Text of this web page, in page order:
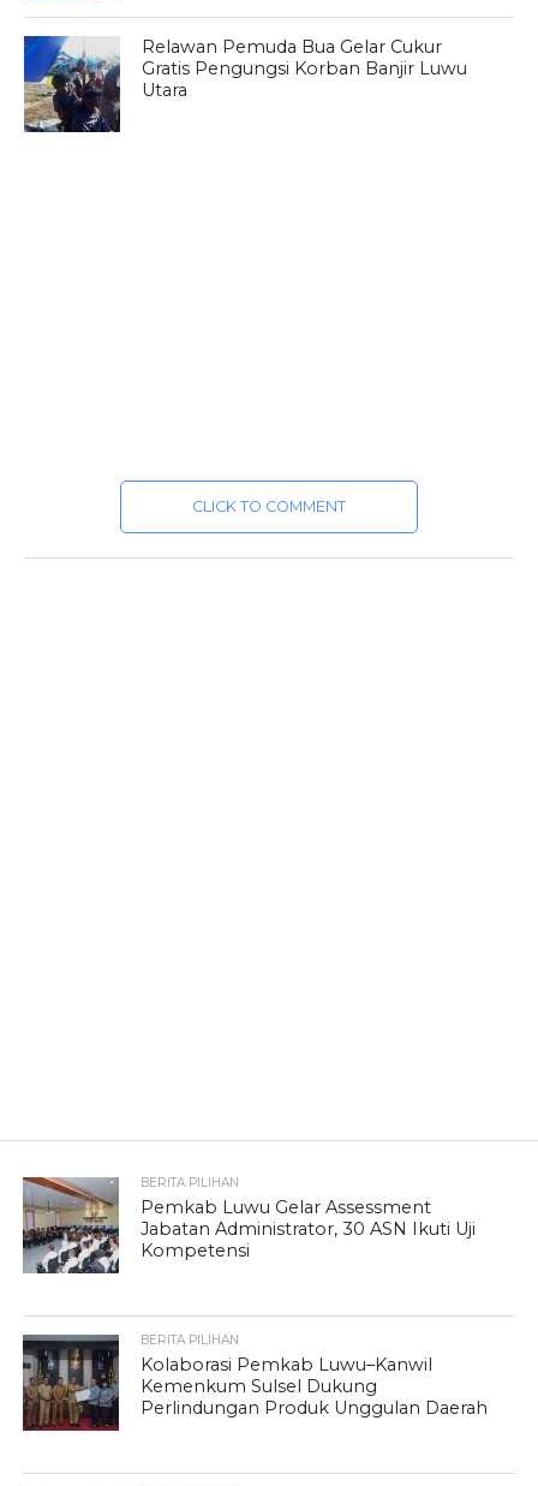
Relawan Pemuda Bua Gelar Cukur
Gratis Pengungsi Korban Banjir Luwu
Utara
CLICK TO COMMENT
BERITA PILIHAN
Pemkab Luwu Gelar Assessment
Jabatan Administrator, 30 ASN Ikuti Uji
Kompetensi
BERITA PILIHAN
Kolaborasi Pemkab Luwu–Kanwil
Kemenkum Sulsel Dukung
Perlindungan Produk Unggulan Daerah